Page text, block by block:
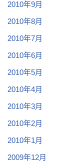
2010年9月
2010年8月
2010年7月
2010年6月
2010年5月
2010年4月
2010年3月
2010年2月
2010年1月
2009年12月